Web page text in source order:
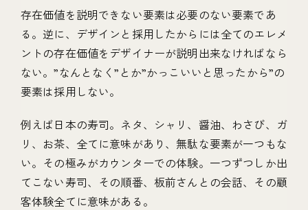
存在価値を説明できない要素は必要のない要素であ
る。逆に、デザインと採用したからには全てのエレメ
ントの存在価値をデザイナーが説明出来なければなら
ない。”なんとなく”とか”かっこいいと思ったから”の
要素は採用しない。
例えば日本の寿司。ネタ、シャリ、醤油、わさび、ガ
リ、お茶、全てに意味があり、無駄な要素が一つもな
い。その極みがカウンターでの体験。一つずつしか出
てこない寿司、その順番、板前さんとの会話、その顧
客体験全てに意味がある。